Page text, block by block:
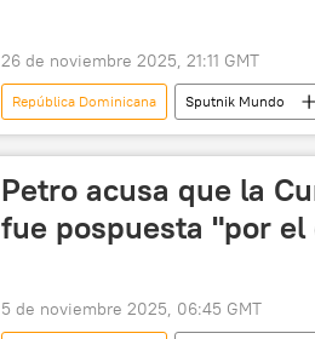
26 de noviembre 2025, 21:11 GMT
República Dominicana Sputnik Mundo
EEUU
Pete Hegseth
Petro acusa que la
fue pospuesta "por
5 de noviembre 2025, 06:45 GMT